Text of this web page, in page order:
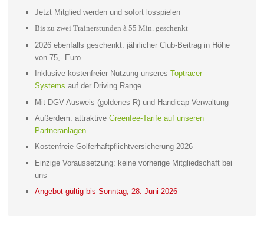
Jetzt Mitglied werden und sofort losspielen
Bis zu zwei Trainerstunden à 55 Min. geschenkt
2026 ebenfalls geschenkt: jährlicher Club-Beitrag in Höhe
von 75,- Euro
Inklusive kostenfreier Nutzung unseresToptracer-
Systems auf der Driving Range
Mit DGV-Ausweis (goldenes R) und Handicap-Verwaltung
Außerdem: attraktiveGreenfee-Tarife auf unseren
Partneranlagen
Kostenfreie Golferhaftpflichtversicherung 2026
Einzige Voraussetzung: keine vorherige Mitgliedschaft bei
uns
Angebot gültig bis Sonntag, 28. Juni 2026